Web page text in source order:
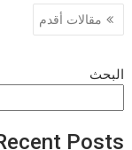
تصفّح
المقالات
مقالات أقدم
البحث
Posts